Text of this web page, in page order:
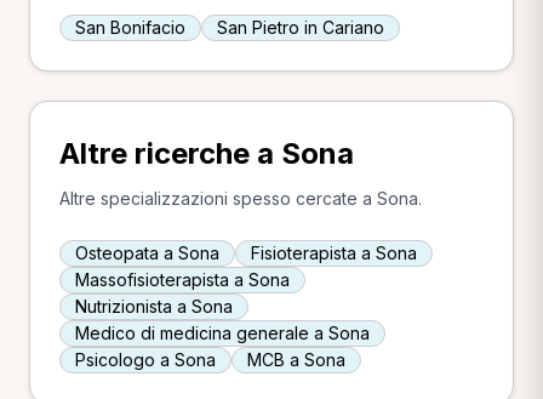
San Bonifacio San Pietro in Cariano
Altre ricerche a Sona
Altre specializzazioni spesso cercate a Sona.
Osteopata a Sona
Fisioterapista a Sona
Massofisioterapista a Sona
Nutrizionista a Sona
Medico di medicina generale a Sona
Psicologo a Sona
MCB a Sona